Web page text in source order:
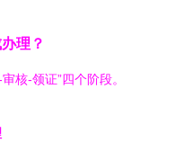
理？
核-领证”四个阶段。